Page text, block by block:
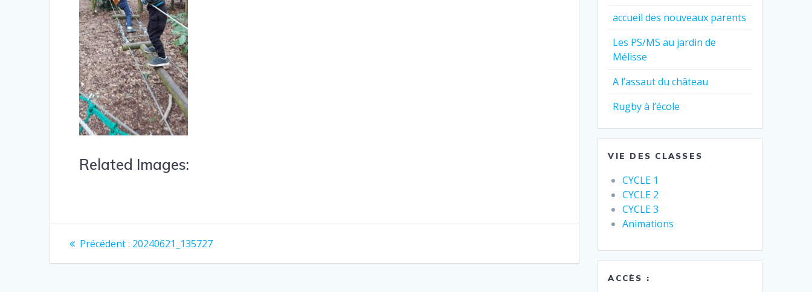
Related Images:
Précédent : 20240621_135727
accueil des nouveaux parents
Les PS/MS au jardin de
Mélisse
A l’assaut du château
Rugby à l’école
VIE DES CLASSES
CYCLE 1
CYCLE 2
CYCLE 3
Animations
ACCÈS :